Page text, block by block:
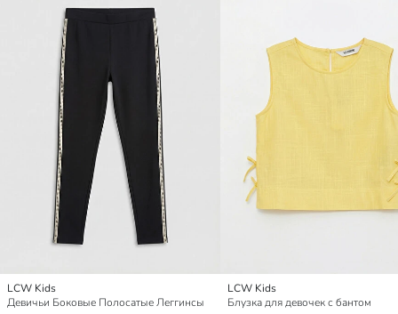
LCW Kids
Девичьи Боковые Полосатые Леггинсы
LCW Kids
Блузка для девочек с бантом